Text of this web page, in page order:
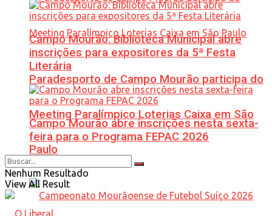
Paradesporto de Campo Mourão participa do
Meeting Paralímpico Loterias Caixa em São
Paulo
Campo Mourão: Biblioteca Municipal abre
inscrições para expositores da 5ª Festa
Literária
Campo Mourão abre inscrições nesta sexta-
feira para o Programa FEPAC 2026
Nenhum Resultado
View All Result